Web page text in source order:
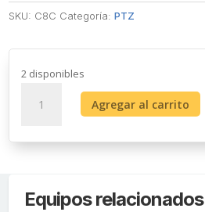
SKU: C8C Categoría:PTZ
2 disponibles
Megapíxel
Fi
Agregar al carrito
Equipos relacionados